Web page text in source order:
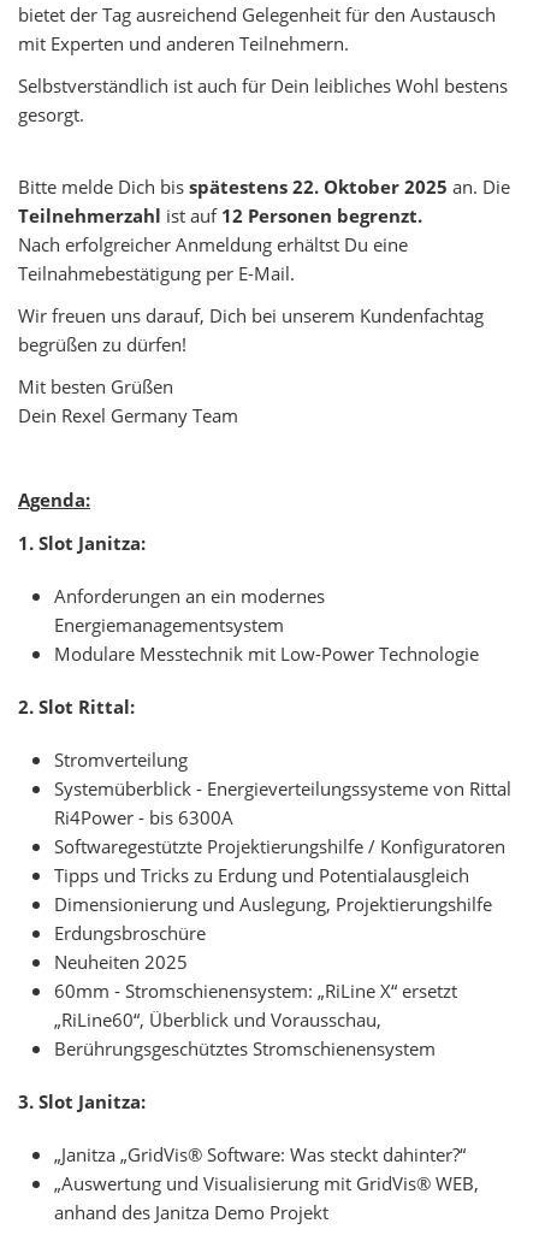
bietet der Tag ausreichend Gelegenheit für den Austausch
mit Experten und anderen Teilnehmern.
Selbstverständlich ist auch für Dein leibliches Wohl bestens
gesorgt.
Bitte melde Dich bis spätestens 22. Oktober 2025 an. Die
Teilnehmerzahl ist auf 12 Personen begrenzt.
Nach erfolgreicher Anmeldung erhältst Du eine
Teilnahmebestätigung per E-Mail.
Wir freuen uns darauf, Dich bei unserem Kundenfachtag
begrüßen zu dürfen!
Mit besten Grüßen
Dein Rexel Germany Team
Agenda:
1. Slot Janitza:
Anforderungen an ein modernes
Energiemanagementsystem
Modulare Messtechnik mit Low-Power Technologie
2. Slot Rittal:
Stromverteilung
Systemüberblick - Energieverteilungssysteme von Rittal
Ri4Power - bis 6300A
Softwaregestützte Projektierungshilfe / Konfiguratoren
Tipps und Tricks zu Erdung und Potentialausgleich
Dimensionierung und Auslegung, Projektierungshilfe
Erdungsbroschüre
Neuheiten 2025
60mm - Stromschienensystem: „RiLine X“ ersetzt
„RiLine60“, Überblick und Vorausschau,
Berührungsgeschütztes Stromschienensystem
3. Slot Janitza:
„Janitza „GridVis® Software: Was steckt dahinter?“
„Auswertung und Visualisierung mit GridVis® WEB,
anhand des Janitza Demo Projekt